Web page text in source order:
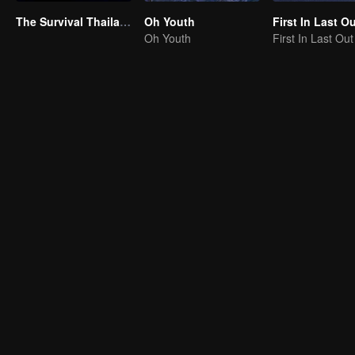
The Survival Thailand (Uncut Ver.)
Oh Youth
Oh Youth
First In Last
First In Last Out